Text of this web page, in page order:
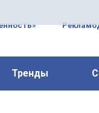
работают
Тренды